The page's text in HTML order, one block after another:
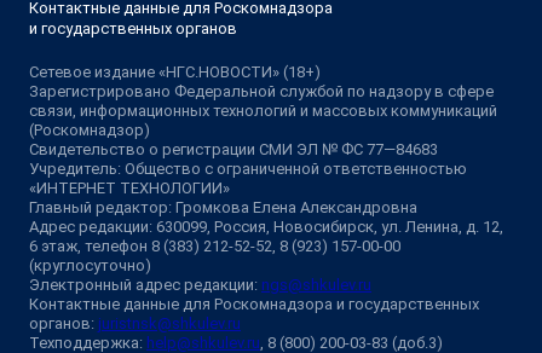
Контактные данные для Роскомнадзора
и государственных органов
Сетевое издание «НГС.НОВОСТИ» (18+)
Зарегистрировано Федеральной службой по надзору в сфере
связи, информационных технологий и массовых коммуникаций
(Роскомнадзор)
Свидетельство о регистрации СМИ ЭЛ № ФС 77—84683
Учредитель: Общество с ограниченной ответственностью
«ИНТЕРНЕТ ТЕХНОЛОГИИ»
Главный редактор: Громкова Елена Александровна
Адрес редакции: 630099, Россия, Новосибирск, ул. Ленина, д. 12,
6 этаж, телефон 8 (383) 212-52-52, 8 (923) 157-00-00
(круглосуточно)
Электронный адрес редакции: ngs@shkulev.ru
Контактные данные для Роскомнадзора и государственных
органов: juristnsk@shkulev.ru
Техподдержка: help@shkulev.ru , 8 (800) 200-03-83 (доб.3)